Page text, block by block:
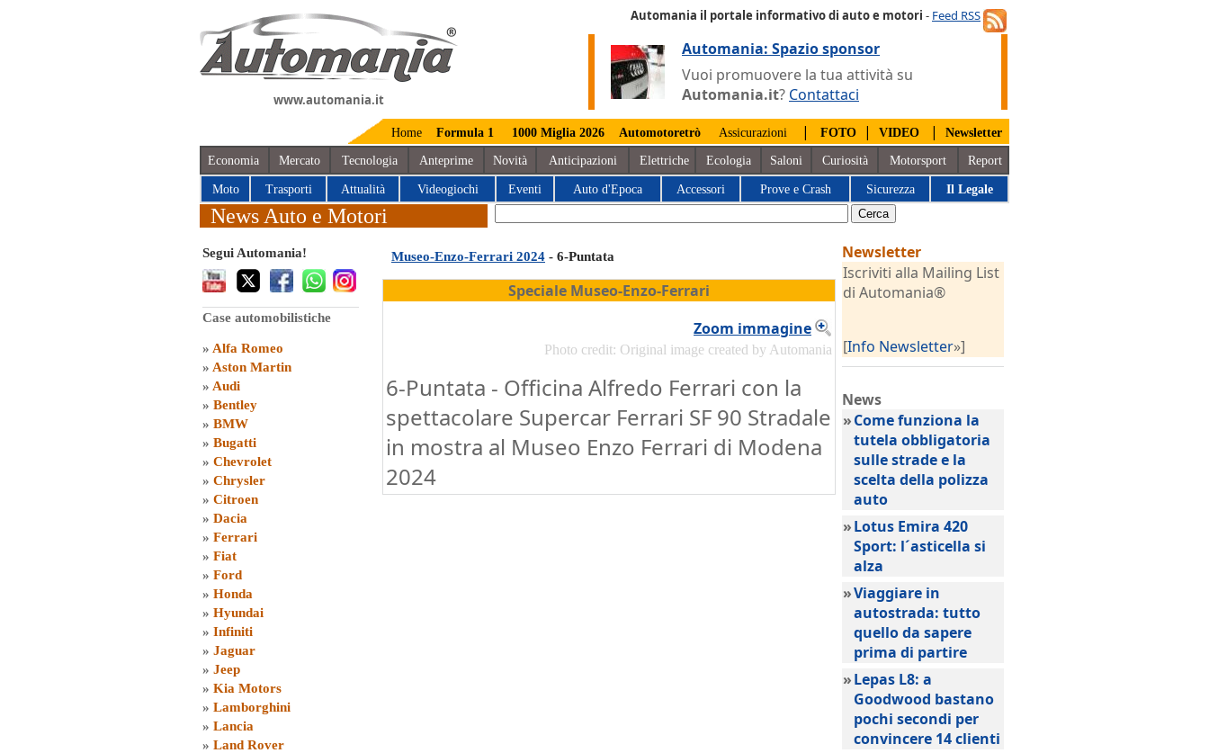
www.automania.it
Automania il portale informativo di auto e motori - Feed RSS
Automania: Spazio sponsor
Vuoi promuovere la tua attività su
Automania.it? Contattaci
Home Formula 1 1000 Miglia 2026 Automotoretrò Assicurazioni | FOTO | VIDEO | Newsletter
Economia Mercato Tecnologia Anteprime Novità Anticipazioni Elettriche Ecologia Saloni Curiosità Motorsport Report
Moto Trasporti Attualità Videogiochi Eventi Auto d'Epoca Accessori Prove e Crash Sicurezza Il Legale
News Auto e Motori
Segui Automania!
Case automobilistiche
» Alfa Romeo
» Aston Martin
» Audi
» Bentley
» BMW
» Bugatti
» Chevrolet
» Chrysler
» Citroen
» Dacia
» Ferrari
» Fiat
» Ford
» Honda
» Hyundai
» Infiniti
» Jaguar
» Jeep
» Kia Motors
» Lamborghini
» Lancia
» Land Rover
Museo-Enzo-Ferrari 2024 - 6-Puntata
Speciale Museo-Enzo-Ferrari
Zoom immagine
Photo credit: Original image created by Automania
6-Puntata - Officina Alfredo Ferrari con la
spettacolare Supercar Ferrari SF 90 Stradale
in mostra al Museo Enzo Ferrari di Modena
2024
Newsletter
Iscriviti alla Mailing List
di Automania®
[Info Newsletter»]
News
»Come funziona la
tutela obbligatoria
sulle strade e la
scelta della polizza
auto
»Lotus Emira 420
Sport: l´asticella si
alza
»Viaggiare in
autostrada: tutto
quello da sapere
prima di partire
»Lepas L8: a
Goodwood bastano
pochi secondi per
convincere 14 clienti